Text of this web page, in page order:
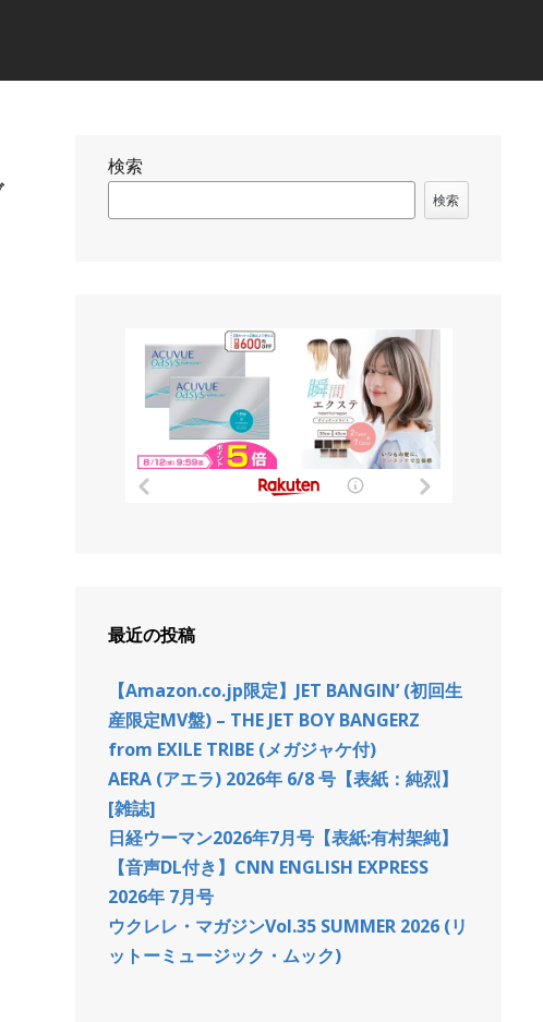
検索
検索
最近の投稿
【Amazon.co.jp限定】JET BANGIN’ (初回生
産限定MV盤) – THE JET BOY BANGERZ
from EXILE TRIBE (メガジャケ付)
AERA (アエラ) 2026年 6/8 号【表紙：純烈】
[雑誌]
日経ウーマン2026年7月号【表紙:有村架純】
【音声DL付き】CNN ENGLISH EXPRESS
2026年 7月号
ウクレレ・マガジンVol.35 SUMMER 2026 (リ
ットーミュージック・ムック)